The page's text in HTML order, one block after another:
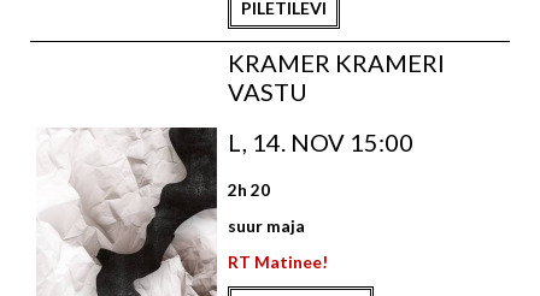
PILETILEVI
KRAMER KRAMERI
VASTU
L, 14. NOV 15:00
2h 20
suur maja
RT Matinee!